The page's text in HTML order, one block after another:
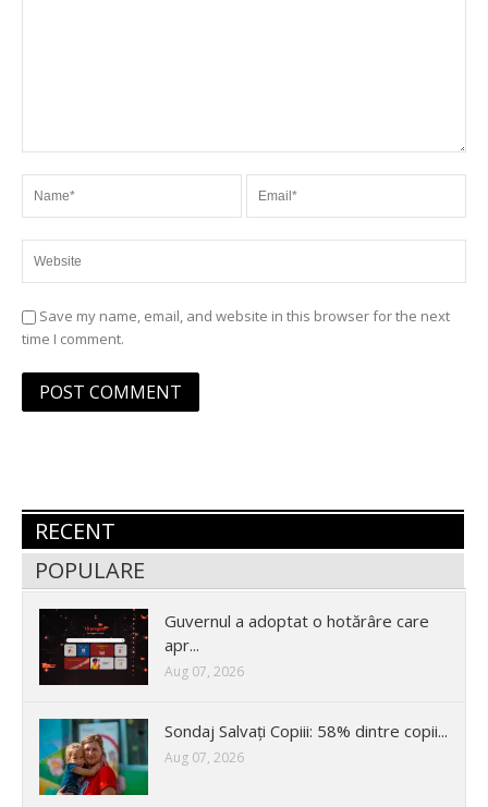
Save my name, email, and website in this browser for the next
time I comment.
RECENT
POPULARE
Guvernul a adoptat o hotărâre care
apr...
Aug 07, 2026
Sondaj Salvați Copiii: 58% dintre copii...
Aug 07, 2026